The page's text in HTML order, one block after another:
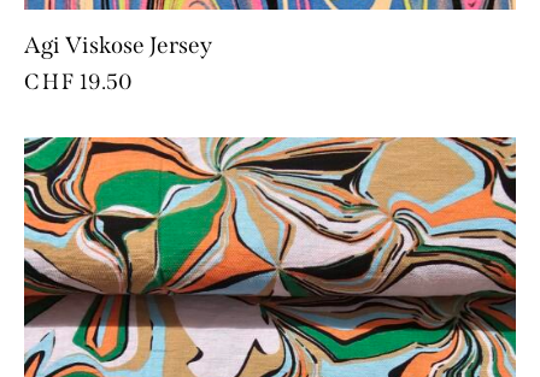
Agi Viskose Jersey
CHF 19.50